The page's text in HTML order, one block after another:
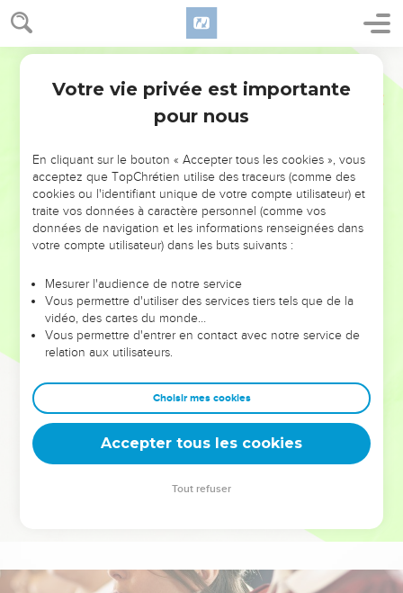
NE MANQUEZ PAS L’ÉVÉNEMENT
DE L’ANNÉE !
ET SI LEURS ERREURS POUVAIENT VOUS ÉVITER LES
VOTRES ?
leur foi ou leur vision. Mais on voit moins les doutes, les erreurs
et les saisons difficiles qu'ils ont traversés, alors même que ce
sont elles qui les ont façonnés.
Dans cette conférence, leaders, entrepreneurs, et responsables
clés pour avancer avec plus de sagesse afin que leurs erreurs
deviennent vos tremplins. Que vous guidiez un ministère, une
équipe, un groupe ou une famille, leur expérience est faite
Votre vie privée est importante
pour nous
En cliquant sur le bouton « Accepter tous les cookies », vous
acceptez que TopChrétien utilise des traceurs (comme des
cookies ou l'identifiant unique de votre compte utilisateur) et
traite vos données à caractère personnel (comme vos
données de navigation et les informations renseignées dans
votre compte utilisateur) dans les buts suivants :
Mesurer l'audience de notre service
Vous permettre d'utiliser des services tiers tels que de la
vidéo, des cartes du monde…
Vous permettre d'entrer en contact avec notre service de
relation aux utilisateurs.
Choisir mes cookies
Accepter tous les cookies
Tout refuser